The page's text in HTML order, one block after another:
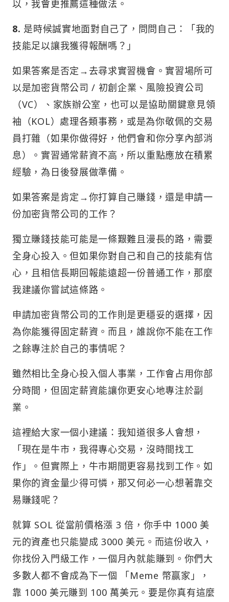
以，我會更推薦這種做法。
8. 是時候誠實地面對自己了，問問自己：「我的
技能足以讓我獲得報酬嗎？」
如果答案是否定→去尋求實習機會。實習場所可
以是加密貨幣公司 / 初創企業、風險投資公司
（VC）、家族辦公室，也可以是協助關鍵意見領
袖（KOL）處理各類事務，或是為你敬佩的交易
員打雜（如果你做得好，他們會和你分享內部消
息）。實習通常薪資不高，所以重點應放在積累
經驗，為日後發展做準備。
如果答案是肯定→你打算自己賺錢，還是申請一
份加密貨幣公司的工作？
獨立賺錢技能可能是一條艱難且漫長的路，需要
全身心投入。但如果你對自己和自己的技能有信
心，且相信長期回報能遠超一份普通工作，那麼
我建議你嘗試這條路。
申請加密貨幣公司的工作則是更穩妥的選擇，因
為你能獲得固定薪資。而且，誰說你不能在工作
之餘專注於自己的事情呢？
雖然相比全身心投入個人事業，工作會占用你部
分時間，但固定薪資能讓你更安心地專注於副
業。
這裡給大家一個小建議：我知道很多人會想，
「現在是牛市，我得專心交易，沒時間找工
作」。但實際上，牛市期間更容易找到工作。如
果你的資金量少得可憐，那又何必一心想著靠交
易賺錢呢？
就算 SOL 從當前價格漲 3 倍，你手中 1000 美
元的資產也只能變成 3000 美元。而這份收入，
你找份入門級工作，一個月內就能賺到。你們大
多數人都不會成為下一個 「Meme 幣赢家」，
靠 1000 美元賺到 100 萬美元。要是你真有這麼